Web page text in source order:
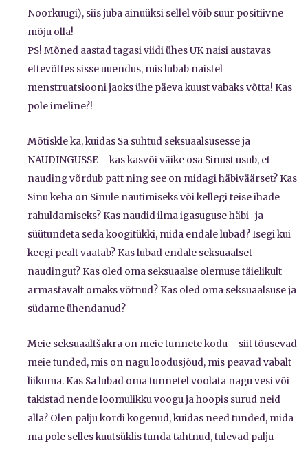
Noorkuugi), siis juba ainuüksi sellel võib suur positiivne
mõju olla!
PS! Mõned aastad tagasi viidi ühes UK naisi austavas
ettevõttes sisse uuendus, mis lubab naistel
menstruatsiooni jaoks ühe päeva kuust vabaks võtta! Kas
pole imeline?!
Mõtiskle ka, kuidas Sa suhtud seksuaalsusesse ja
NAUDINGUSSE – kas kasvõi väike osa Sinust usub, et
nauding võrdub patt ning see on midagi häbiväärset? Kas
Sinu keha on Sinule nautimiseks või kellegi teise ihade
rahuldamiseks? Kas naudid ilma igasuguse häbi- ja
süütundeta seda koogitükki, mida endale lubad? Isegi kui
keegi pealt vaatab? Kas lubad endale seksuaalset
naudingut? Kas oled oma seksuaalse olemuse täielikult
armastavalt omaks võtnud? Kas oled oma seksuaalsuse ja
südame ühendanud?
Meie seksuaaltšakra on meie tunnete kodu – siit tõusevad
meie tunded, mis on nagu loodusjõud, mis peavad vabalt
liikuma. Kas Sa lubad oma tunnetel voolata nagu vesi või
takistad nende loomulikku voogu ja hoopis surud neid
alla? Olen palju kordi kogenud, kuidas need tunded, mida
ma pole selles kuutsüklis tunda tahtnud, tulevad palju